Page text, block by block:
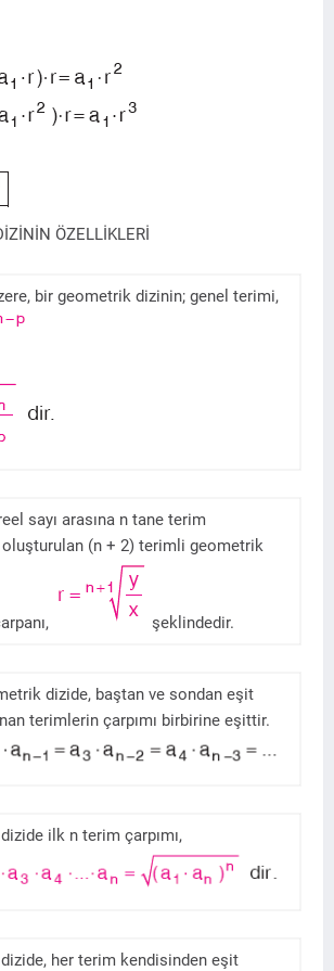
ÖZELLİKLERİ
bir geometrik dizinin; genel terimi,
sayı arasına n tane terim
(n + 2) terimli geometrik
şeklindedir.
dizide, baştan ve sondan eşit
terimlerin çarpımı birbirine eşittir.
ilk n terim çarpımı,
her terim kendisinden eşit